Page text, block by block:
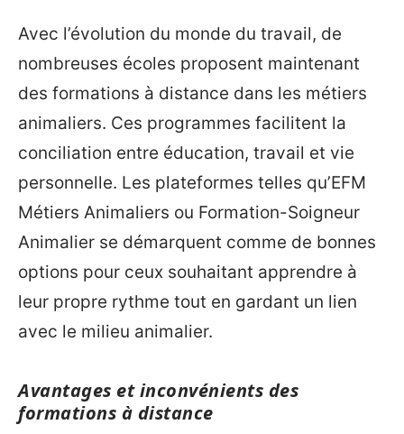
Avec l’évolution du monde du travail, de
nombreuses écoles proposent maintenant
des formations à distance dans les métiers
animaliers. Ces programmes facilitent la
conciliation entre éducation, travail et vie
personnelle. Les plateformes telles qu’EFM
Métiers Animaliers ou Formation-Soigneur
Animalier se démarquent comme de bonnes
options pour ceux souhaitant apprendre à
leur propre rythme tout en gardant un lien
avec le milieu animalier.
Avantages et inconvénients des
formations à distance